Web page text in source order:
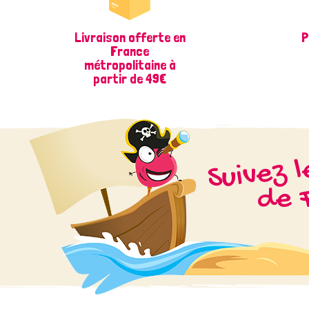
Livraison offerte en
France
métropolitaine à
partir de 49€
Suivez
de